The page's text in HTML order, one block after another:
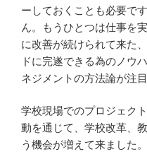
ーしておくことも必要で
ん。もうひとつは仕事を
に改善が続けられて来た
ドに完遂できる為のノウ
ネジメントの方法論が注
学校現場でのプロジェク
動を通じて、学校改革、
う機会が増えて来ました。